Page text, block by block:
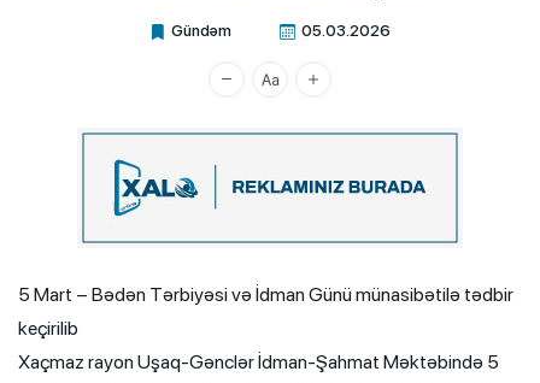
Gündəm 05.03.2026
Xalq.Online
5 Mart – Bədən Tərbiyəsi və İdman Günü münasibətilə tədbir
keçirilib
Xaçmaz rayon Uşaq-Gənclər İdman-Şahmat Məktəbində 5